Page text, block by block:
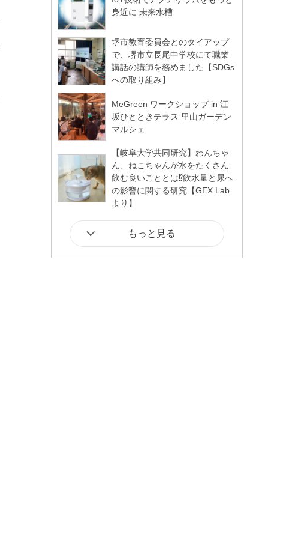
身近に 未来水槽
堺市教育委員会とのタイアップ
で、堺市立長尾中学校にて職業
講話の講師を務めました【SDGs
への取り組み】
MeGreen ワークショップ in 江
坂ひとときテラス 里山ガーデン
マルシェ
【岐阜大学共同研究】わんちゃ
ん、ねこちゃんが水をたくさん
飲む良いこととは⁉飲水量と尿へ
の影響に関する研究【GEX Lab.
より】
もっと見る